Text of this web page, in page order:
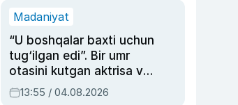
Madaniyat
“U boshqalar baxti uchun
tug‘ilgan edi”. Bir umr
otasini kutgan aktrisa va
dublyaj ustasi Rimma
Ahmedovaning
13:55 / 04.08.2026